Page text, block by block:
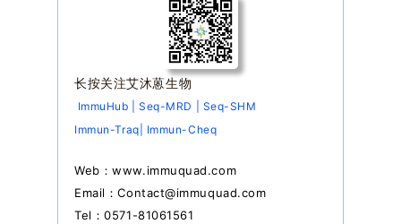
长按关注艾沐蒽生物
ImmuHub | Seq-MRD | Seq-SHM
Immun-Traq | Immun-Cheq
Web：www.immuquad.com
Email：Contact@immuquad.com
Tel：0571-81061561